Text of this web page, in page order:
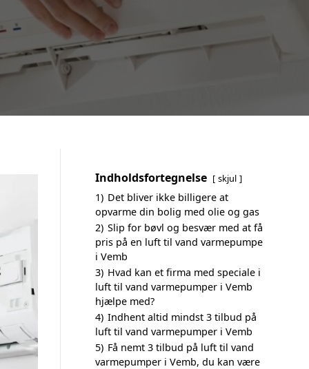
Indholdsfortegnelse skjul
1) Det bliver ikke billigere at
opvarme din bolig med olie og gas
2) Slip for bøvl og besvær med at få
pris på en luft til vand varmepumpe
i Vemb
3) Hvad kan et firma med speciale i
luft til vand varmepumper i Vemb
hjælpe med?
4) Indhent altid mindst 3 tilbud på
luft til vand varmepumper i Vemb
5) Få nemt 3 tilbud på luft til vand
varmepumper i Vemb, du kan være